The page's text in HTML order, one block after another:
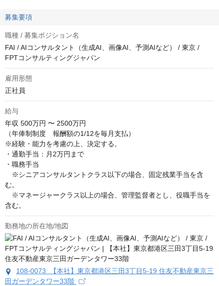
募集要項
職種 / 募集ポジション名
FAI / AIコンサルタント（生成AI、画像AI、予測AIなど） / 東京 /
FPTコンサルティングジャパン
雇用形態
正社員
給与
年収 500万円 〜 2500万円
（年俸制制度　報酬額の1/12を毎月支払）
※経験・能力を考慮の上、決定する。
・通勤手当：月2万円まで
・職務手当
※シニアコンサルタントクラス以下の場合、固定残業手当を含
む。
※マネージャークラス以上の場合、管理監督者とし、役職手当を
含む。
勤務地の所在地/地図
108-0073 【本社】東京都港区三田3丁目5-19 住友不動産東京三
田ガーデンタワー33階